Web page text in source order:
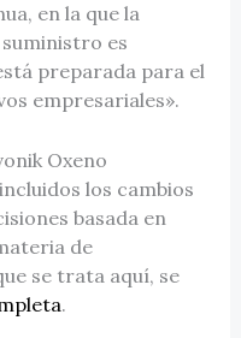
en la que la
es
preparada para el
empresariales».
Oxeno
los cambios
basada en
de
se trata aquí, se
.